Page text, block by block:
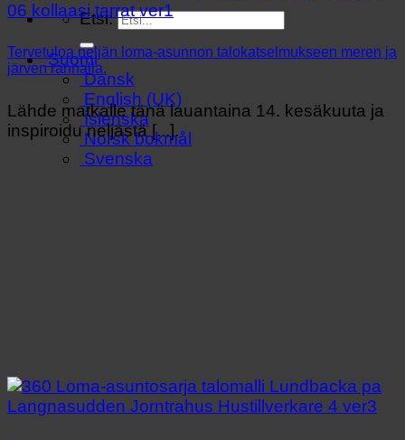
Etsi:
Suomi
Dansk
English (UK)
Íslenska
Norsk bokmål
Svenska
Tervetuloa neljän loma-asunnon talokatselmukseen meren ja
järven rannalla.
Lähde matkalle tänä lauantaina 14. kesäkuuta ja
inspiroidu neljästä [...].